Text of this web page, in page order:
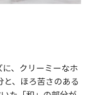
、クリーミーなホ
、ほろ苦さのある